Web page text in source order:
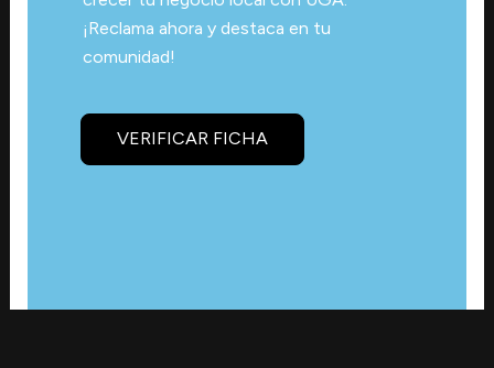
¡Reclama ahora y destaca en tu
comunidad!
VERIFICAR FICHA